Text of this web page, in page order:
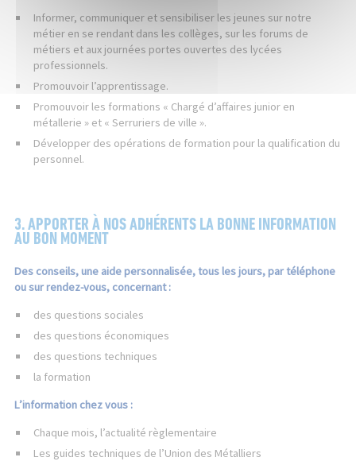
Informer, communiquer et sensibiliser les jeunes sur notre
métier en se rendant dans les collèges, sur les forums de
métiers et aux journées portes ouvertes des lycées
professionnels.
Promouvoir l’apprentissage.
Promouvoir les formations « Chargé d’affaires junior en
métallerie » et « Serruriers de ville ».
Développer des opérations de formation pour la qualification du
personnel.
3. APPORTER À NOS ADHÉRENTS LA BONNE INFORMATION
AU BON MOMENT
Des conseils, une aide personnalisée, tous les jours, par téléphone
ou sur rendez-vous, concernant :
des questions sociales
des questions économiques
des questions techniques
la formation
L’information chez vous :
Chaque mois, l’actualité règlementaire
Les guides techniques de l’Union des Métalliers